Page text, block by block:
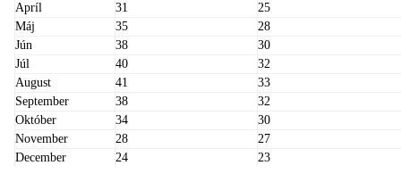
Apríl
31
25
Máj
35
28
Jún
38
30
Júl
40
32
August
41
33
September
38
32
Október
34
30
November
28
27
December
24 23